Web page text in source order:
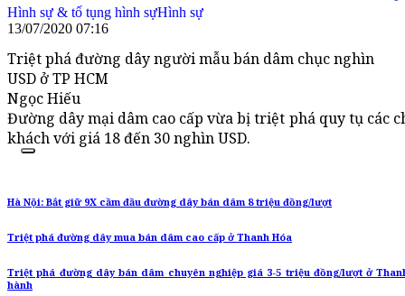
Hình sự & tố tụng hình sựHình sự
13/07/2020 07:16
Triệt phá đường dây người mẫu bán dâm chục nghìn
USD ở TP HCM
Ngọc Hiếu
Đường dây mại dâm cao cấp vừa bị triệt phá quy tụ các
khách với giá 18 đến 30 nghìn USD.
Hà Nội: Bắt giữ 9X cầm đầu đường dây bán dâm 8 triệu đồng/lượt
Triệt phá đường dây mua bán dâm cao cấp ở Thanh Hóa
Triệt phá đường dây bán dâm chuyên nghiệp giá 3-5 triệu đồng/lượt ở
hành